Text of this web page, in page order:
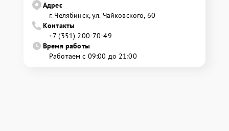
Адрес
г. Челябинск, ул. Чайковского, 60
Контакты
+7 (351) 200-70-49
Время работы
Работаем с 09:00 до 21:00